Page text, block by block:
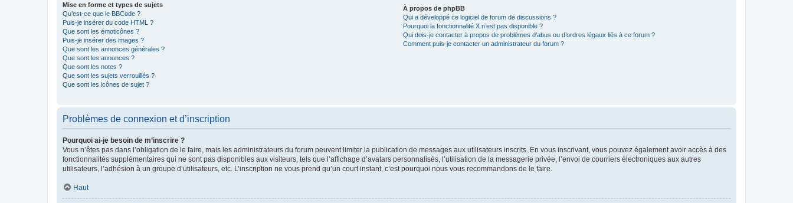
Mise en forme et types de sujets
Qu’est-ce que le BBCode ?
Puis-je insérer du code HTML ?
Que sont les émoticônes ?
Puis-je insérer des images ?
Que sont les annonces générales ?
Que sont les annonces ?
Que sont les notes ?
Que sont les sujets verrouillés ?
Que sont les icônes de sujet ?
À propos de phpBB
Qui a développé ce logiciel de forum de discussions ?
Pourquoi la fonctionnalité X n’est pas disponible ?
Qui dois-je contacter à propos de problèmes d’abus ou d’ordres légaux liés à ce forum ?
Comment puis-je contacter un administrateur du forum ?
Problèmes de connexion et d’inscription
Pourquoi ai-je besoin de m’inscrire ?
Vous n’êtes pas dans l’obligation de le faire, mais les administrateurs du forum peuvent limiter la publication de messages aux utilisateurs inscrits. En vous inscrivant, vous pouvez également avoir accès à des
fonctionnalités supplémentaires qui ne sont pas disponibles aux visiteurs, tels que l’affichage d’avatars personnalisés, l’utilisation de la messagerie privée, l’envoi de courriers électroniques aux autres
utilisateurs, l’adhésion à un groupe d’utilisateurs, etc. L’inscription ne vous prend qu’un court instant, c’est pourquoi nous vous recommandons de le faire.
Haut